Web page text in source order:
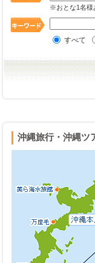
※おとな1名様
すべて
沖縄旅行・沖縄ツ